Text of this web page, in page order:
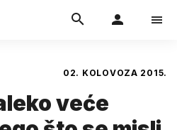
02. KOLOVOZA 2015.
veće